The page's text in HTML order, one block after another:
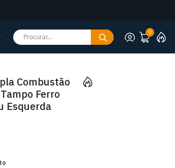
Procurar...
0
Combustão
Ferro
Esquerda